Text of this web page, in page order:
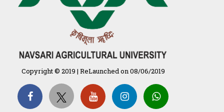
દેશી ગાય આધારિત પ્રાકૃતિક ખેતી
गुणवत्ता युक्त कृषि-शिक्षा एक पहल" - भारतीय
कृषि अनुसंधान परिषद की 25वीं अखिल
Copyright © 2019 | ReLaunched on 08/06/2019